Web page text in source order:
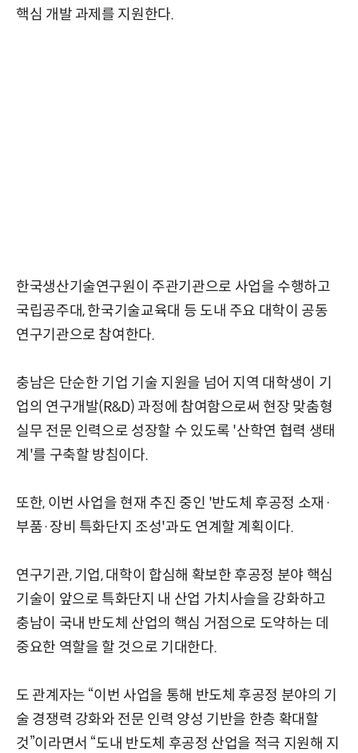
핵심 개발 과제를 지원한다.
한국생산기술연구원이 주관기관으로 사업을 수행하고
국립공주대, 한국기술교육대 등 도내 주요 대학이 공동
연구기관으로 참여한다.
충남은 단순한 기업 기술 지원을 넘어 지역 대학생이 기
업의 연구개발(R&D) 과정에 참여함으로써 현장 맞춤형
실무 전문 인력으로 성장할 수 있도록 '산학연 협력 생태
계'를 구축할 방침이다.
또한, 이번 사업을 현재 추진 중인 '반도체 후공정 소재·
부품·장비 특화단지 조성'과도 연계할 계획이다.
연구기관, 기업, 대학이 합심해 확보한 후공정 분야 핵심
기술이 앞으로 특화단지 내 산업 가치사슬을 강화하고
충남이 국내 반도체 산업의 핵심 거점으로 도약하는 데
중요한 역할을 할 것으로 기대한다.
도 관계자는 “이번 사업을 통해 반도체 후공정 분야의 기
술 경쟁력 강화와 전문 인력 양성 기반을 한층 확대할
것”이라면서 “도내 반도체 후공정 산업을 적극 지원해 지